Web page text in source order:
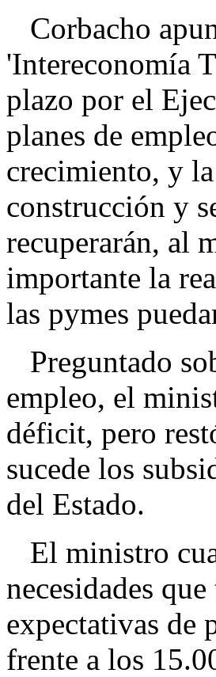
Corbacho
'Intereconomía
plazo por el
planes de
crecimiento, y
construcción y
recuperarán, al
importante la
las pymes
Preguntado
empleo, el
déficit, pero
sucede los
del Estado.
El ministro
necesidades
expectativas de
frente a los